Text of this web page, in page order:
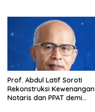
Prof. Abdul Latif Soroti
Rekonstruksi Kewenangan
Notaris dan PPAT demi